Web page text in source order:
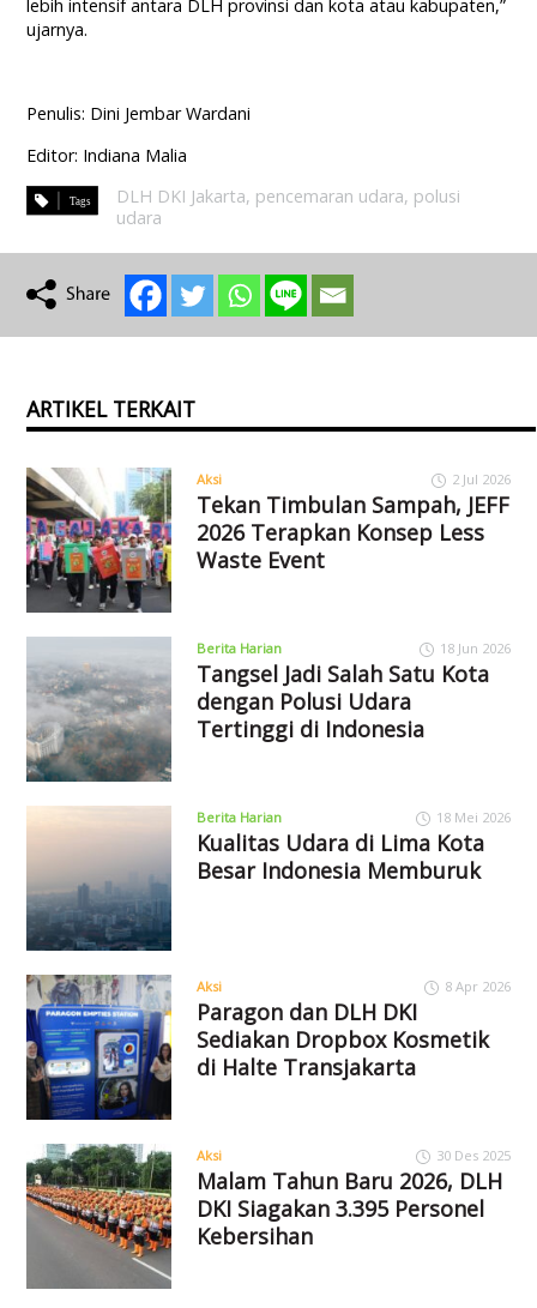
lebih intensif antara DLH provinsi dan kota atau kabupaten,”
ujarnya.
Penulis: Dini Jembar Wardani
Editor: Indiana Malia
DLH DKI Jakarta, pencemaran udara, polusi
udara
ARTIKEL TERKAIT
Aksi 2 Jul 2026
Tekan Timbulan Sampah, JEFF
2026 Terapkan Konsep Less
Waste Event
Berita Harian 18 Jun 2026
Tangsel Jadi Salah Satu Kota
dengan Polusi Udara
Tertinggi di Indonesia
Berita Harian 18 Mei 2026
Kualitas Udara di Lima Kota
Besar Indonesia Memburuk
Aksi 8 Apr 2026
Paragon dan DLH DKI
Sediakan Dropbox Kosmetik
di Halte Transjakarta
Aksi 30 Des 2025
Malam Tahun Baru 2026, DLH
DKI Siagakan 3.395 Personel
Kebersihan